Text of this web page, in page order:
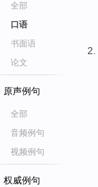
全部
口语
书面语
论文
原声例句
全部
音频例句
视频例句
权威例句